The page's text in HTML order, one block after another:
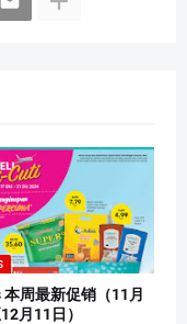
本周最新促销（11月
月11日）